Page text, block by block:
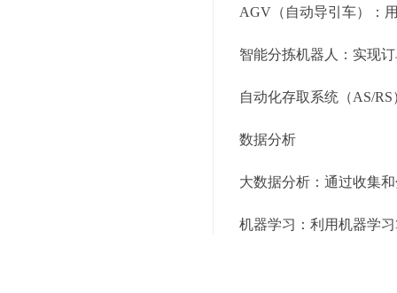
AGV（自动导引车）：
智能分拣机器人：实现
自动化存取系统（AS/
数据分析
大数据分析：通过收集
机器学习：利用机器学